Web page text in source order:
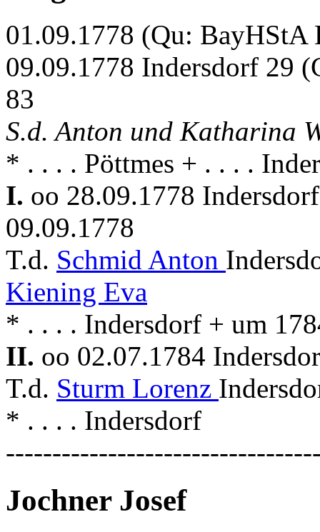
01.09.1778 (Qu:
09.09.1778 Indersdorf 29
83
S.d. Anton und Katharina
* . . . . Pöttmes + . . . .
I. oo 28.09.1778
09.09.1778
T.d. Schmid Anton
Kiening Eva
* . . . . Indersdorf + um
II. oo 02.07.1784
T.d. Sturm Lorenz
* . . . . Indersdorf
Jochner Josef